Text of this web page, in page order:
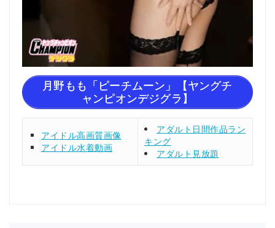
月野もも「ピーチムーン」【ヤングチ
ャンピオンデジグラ】
アイドル高画質画像
アイドル水着動画
アダルト日間作品ラン
キング
アダルト見放題